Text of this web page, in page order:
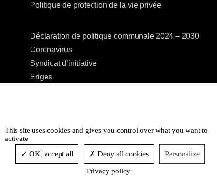
Politique de protection de la vie privée
Déclaration de politique communale 2024 – 2030
Coronavirus
Syndicat d’initiative
Eriges
Accessibilité
This site uses cookies and gives you control over what you want to
activate
OK, accept all Deny all cookies Personalize
Privacy policy